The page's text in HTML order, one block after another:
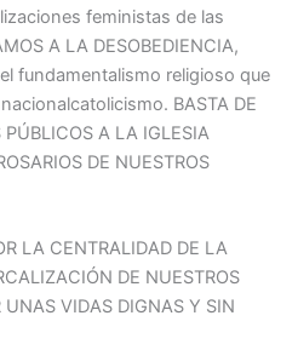
feministas de las
A LA DESOBEDIENCIA,
fundamentalismo religioso que
BASTA DE
A LA IGLESIA
DE NUESTROS
LA CENTRALIDAD DE LA
DE NUESTROS
UNAS VIDAS DIGNAS Y SIN